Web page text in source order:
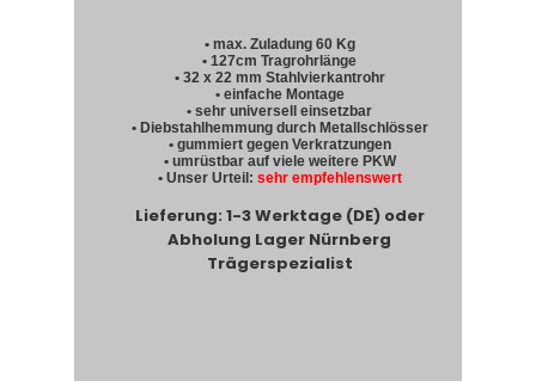
• max. Zuladung 60 Kg
• 127cm Tragrohrlänge
• 32 x 22 mm Stahlvierkantrohr
• einfache Montage
• sehr universell einsetzbar
• Diebstahlhemmung durch Metallschlösser
• gummiert gegen Verkratzungen
• umrüstbar auf viele weitere PKW
• Unser Urteil: sehr empfehlenswert
Lieferung: 1-3 Werktage (DE) oder
Abholung Lager Nürnberg
Trägerspezialist